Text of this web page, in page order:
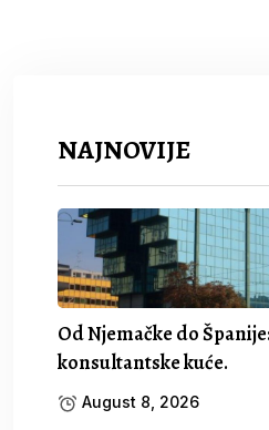
NAJNOVIJE
Od Njemačke do
konsultantske kuće.
August 8, 2026